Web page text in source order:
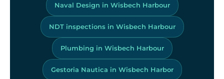
Naval Design in Wisbech Harbour
NDT inspections in Wisbech Harbour
Plumbing in Wisbech Harbour
Gestoria Nautica in Wisbech Harbor